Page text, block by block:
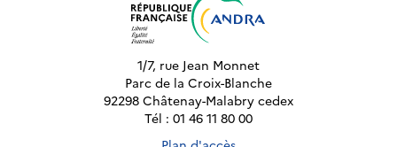
1/7, rue Jean Monnet
Parc de la Croix-Blanche
92298 Châtenay-Malabry cedex
Tél : 01 46 11 80 00